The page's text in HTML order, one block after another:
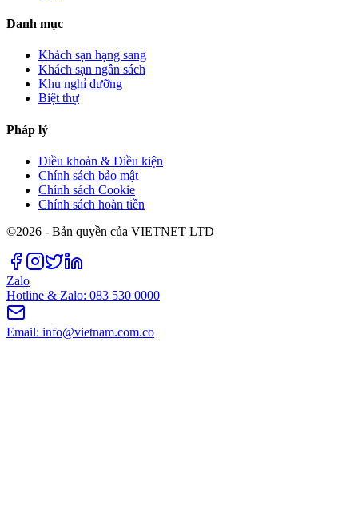
Danh mục
Khách sạn hạng sang
Khách sạn ngân sách
Khu nghỉ dưỡng
Biệt thự
Pháp lý
Điều khoản & Điều kiện
Chính sách bảo mật
Chính sách Cookie
Chính sách hoàn tiền
©2026 - Bản quyền của VIETNET LTD
Zalo
Hotline & Zalo: 083 530 0000
Email: info@vietnam.com.co